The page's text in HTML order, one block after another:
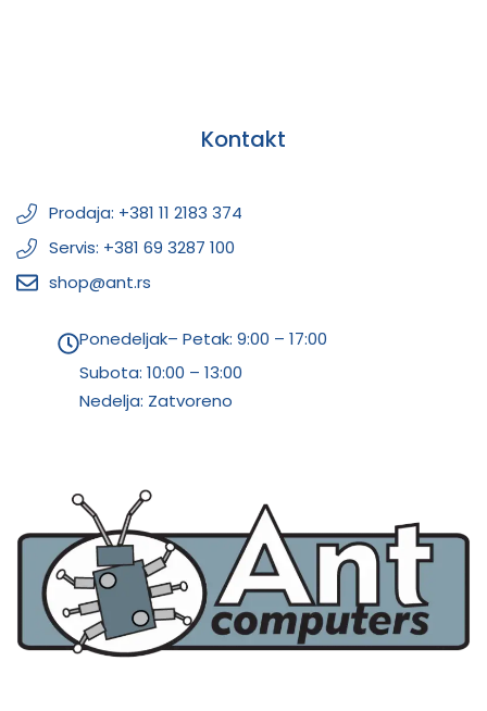
Kontakt
Prodaja: +381 11 2183 374
Servis: +381 69 3287 100
shop@ant.rs
Ponedeljak– Petak: 9:00 – 17:00
Subota: 10:00 – 13:00
Nedelja: Zatvoreno